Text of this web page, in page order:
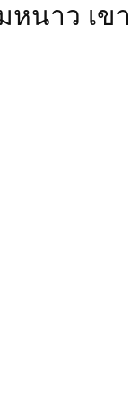
หนาว เข